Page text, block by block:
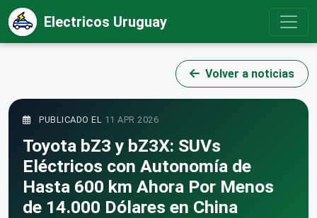
Electricos Uruguay
Volver a noticias
PUBLICADO EL 11 APR 2026
Toyota bZ3 y bZ3X: SUVs
Eléctricos con Autonomía de
Hasta 600 km Ahora Por Menos
de 14.000 Dólares en China